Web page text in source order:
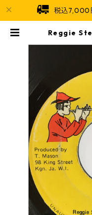
税込7,000
Reggie